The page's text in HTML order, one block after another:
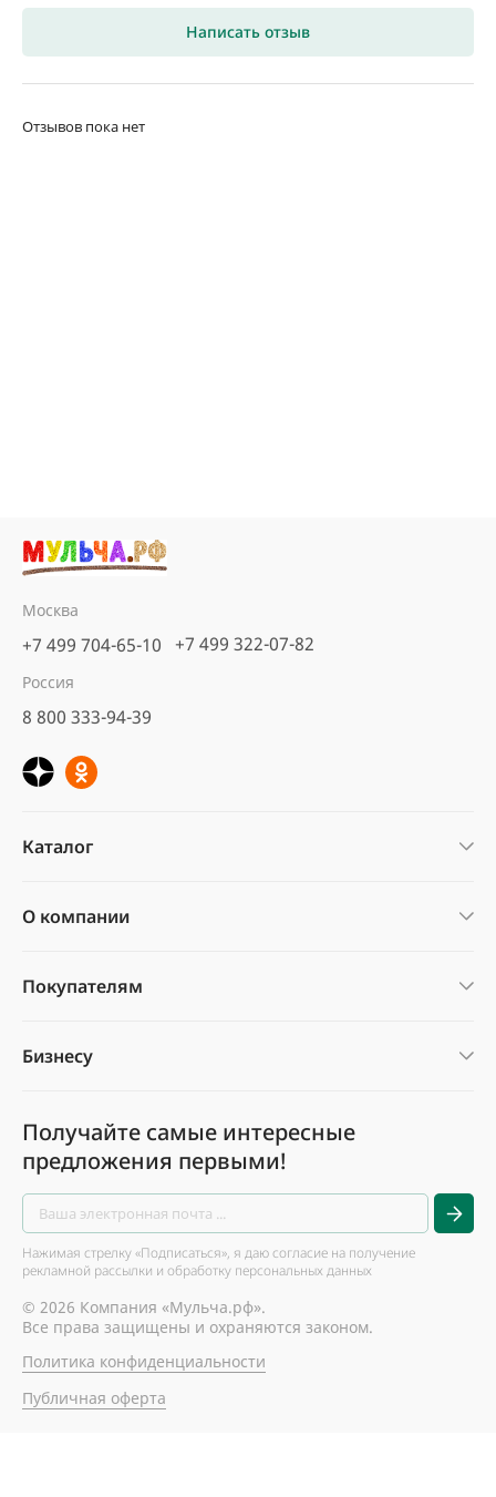
Написать отзыв
Отзывов пока нет
Москва
+7 499 704-65-10 +7 499 322-07-82
Россия
8 800 333-94-39
Каталог
О компании
Покупателям
Бизнесу
Получайте самые интересные
предложения первыми!
Нажимая стрелку «Подписаться», я даю согласие на получение
рекламной рассылки и обработку персональных данных
© 2026 Компания «Мульча.рф».
Все права защищены и охраняются законом.
Политика конфиденциальности
Публичная оферта